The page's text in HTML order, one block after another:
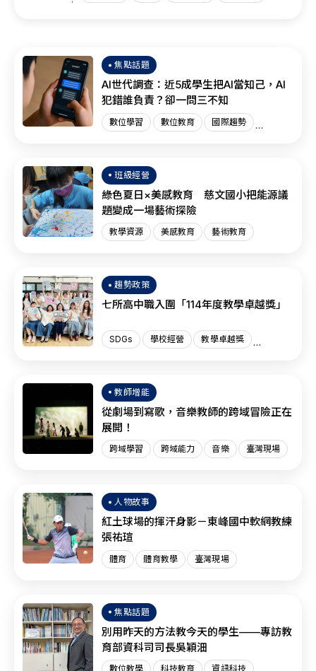
焦點話題
AI世代調查：近5成學生把AI當知己，AI
犯錯誰負責？卻一問三不知
數位學習 數位教育 國際趨勢
班級經營
綠色夏日×美感教育 慈文國小把能源議
題變成一場藝術探險
教學資源 美感教育 藝術教育
趨勢政策
七所高中職入圍「114年度教學卓越獎」
SDGs 學校經營 教學卓越獎
教師增能
從劇場到寫歌，音樂教師的跨域冒險正在
展開！
跨域學習 跨域能力 音樂 臺灣現場
人物故事
紅土球場的揮汗身影－東峰國中軟網教練
張祐瑄
體育 體育教學 臺灣現場
焦點話題
別用昨天的方法教今天的學生——專訪教
育部資科司司長吳穎沺
數位教學 科技教育 資訊科技